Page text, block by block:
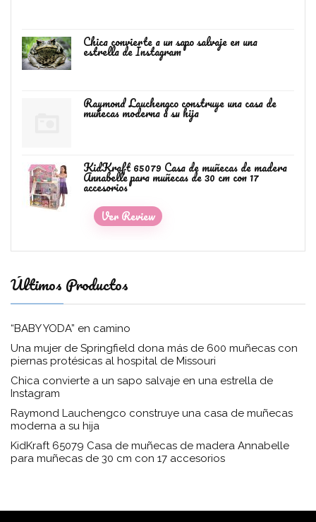
Chica convierte a un sapo salvaje en una
estrella de Instagram
Raymond Lauchengco construye una casa de
muñecas moderna a su hija
KidKraft 65079 Casa de muñecas de madera
Annabelle para muñecas de 30 cm con 17
accesorios
Ver Review
Últimos Productos
“BABY YODA” en camino
Una mujer de Springfield dona más de 600 muñecas con
piernas protésicas al hospital de Missouri
Chica convierte a un sapo salvaje en una estrella de
Instagram
Raymond Lauchengco construye una casa de muñecas
moderna a su hija
KidKraft 65079 Casa de muñecas de madera Annabelle
para muñecas de 30 cm con 17 accesorios